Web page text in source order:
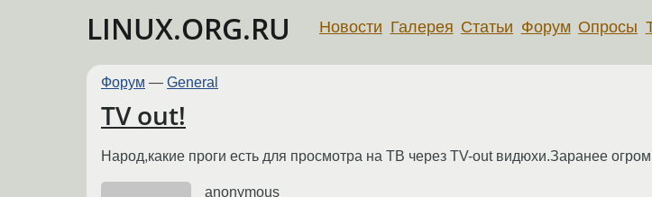
LINUX.ORG.RU Новости Галерея Статьи Форум Опросы
Форум — General
TV out!
Народ,какие проги есть для просмотра на ТВ через TV-out видюхи.Заранее
anonymous